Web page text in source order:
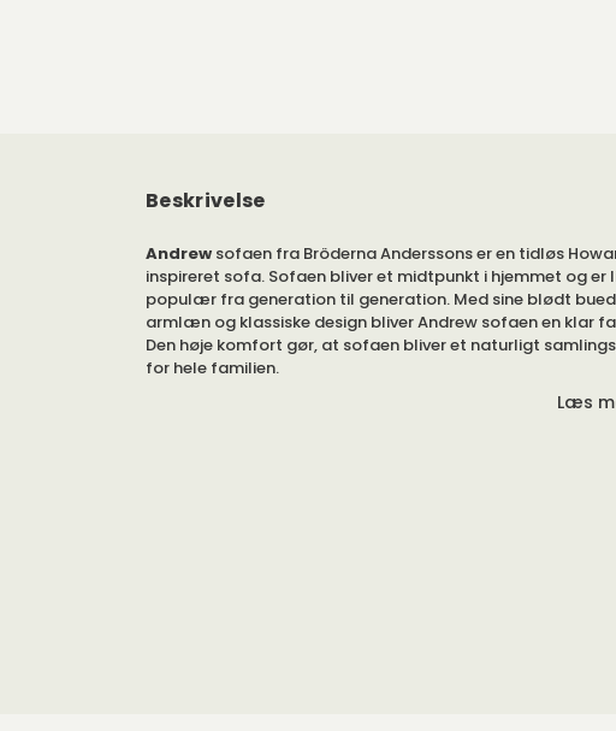
Beskrivelse
Andrew sofaen fra Bröderna Anderssons er en tidløs
inspireret sofa. Sofaen bliver et midtpunkt i hjemmet og er
populær fra generation til generation. Med sine blødt
armlæn og klassiske design bliver Andrew sofaen en klar
Den høje komfort gør, at sofaen bliver et naturligt
for hele familien.
Andrew-sofaen tilbydes som 2,5-personers og 3-personers
Læs